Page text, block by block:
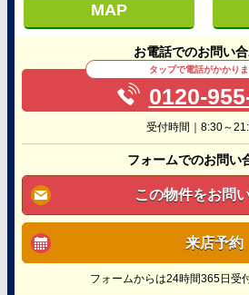
MAP
お電話でのお問い
タップで電話がかかり
0120-
受付時間｜8:30～
フォームでのお問い
この物件をお問
来店予約
フォームからは24時間365日受